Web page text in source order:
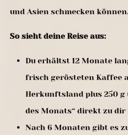
und Asien schmecken können.
So sieht deine Reise aus:
Du erhältst 12 Monate
frisch gerösteten Kaffee
Herkunftsland plus 250 g
des Monats“ direkt zu dir
Nach 6 Monaten gibt es